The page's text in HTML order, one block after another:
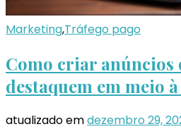
Marketing,Tráfego pago
Como criar anúncios
destaquem em meio
atualizado emdezembro 29,